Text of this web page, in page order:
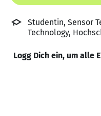
Studentin, Sensor
Technology,
Logg Dich ein, um alle